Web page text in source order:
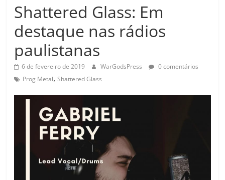
Shattered Glass: Em
destaque nas rádios
paulistanas
6 de fevereiro de 2019 WarGodsPress
0 comentários
Prog Metal,Shattered Glass